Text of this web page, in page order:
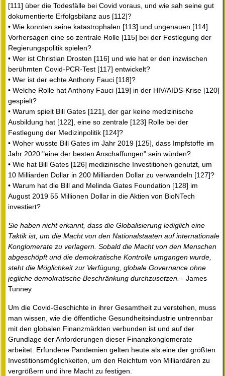
[111] über die Todesfälle bei Covid voraus, und wie sah seine gut
dokumentierte Erfolgsbilanz aus [112]?
• Wie konnten seine katastrophalen [113] und ungenauen [114]
Vorhersagen eine so zentrale Rolle [115] bei der Festlegung der
Regierungspolitik spielen?
• Wer ist Christian Drosten [116] und wie hat er den inzwischen
berühmten Covid-PCR-Test [117] entwickelt?
• Wer ist der echte Anthony Fauci [118]?
• Welche Rolle hat Anthony Fauci [119] in der HIV/AIDS-Krise [120]
gespielt?
• Warum spielt Bill Gates [121], der gar keine medizinische
Ausbildung hat [122], eine so zentrale [123] Rolle bei der
Festlegung der Medizinpolitik [124]?
• Woher wusste Bill Gates im Jahr 2019 [125], dass Impfstoffe im
Jahr 2020 "eine der besten Anschaffungen" sein würden?
• Wie hat Bill Gates [126] medizinische Investitionen genutzt, um
10 Milliarden Dollar in 200 Milliarden Dollar zu verwandeln [127]?
• Warum hat die Bill and Melinda Gates Foundation [128] im
August 2019 55 Millionen Dollar in die Aktien von BioNTech
investiert?
Sie haben nicht erkannt, dass die Globalisierung lediglich eine
Taktik ist, um die Macht von den Nationalstaaten auf internationale
Konglomerate zu verlagern. Sobald die Macht von den Menschen
abgeschöpft und die demokratische Kontrolle umgangen wurde,
steht die Möglichkeit zur Verfügung, globale Governance ohne
jegliche demokratische Beschränkung durchzusetzen. - James
Tunney
Um die Covid-Geschichte in ihrer Gesamtheit zu verstehen, muss
man wissen, wie die öffentliche Gesundheitsindustrie untrennbar
mit den globalen Finanzmärkten verbunden ist und auf der
Grundlage der Anforderungen dieser Finanzkonglomerate
arbeitet. Erfundene Pandemien gelten heute als eine der größten
Investitionsmöglichkeiten, um den Reichtum von Milliardären zu
vergrößern und ihre Macht zu festigen.